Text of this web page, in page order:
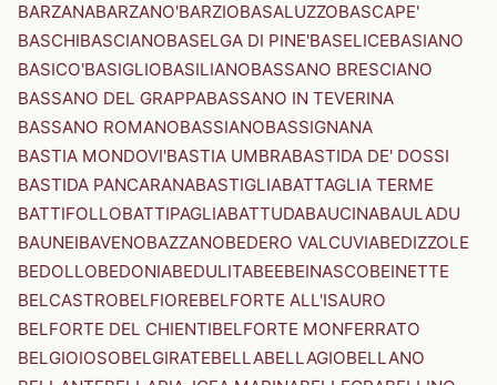
BARZANABARZANO'BARZIOBASALUZZOBASCAPE'
BASCHIBASCIANOBASELGA DI PINE'BASELICEBASIANO
BASICO'BASIGLIOBASILIANOBASSANO BRESCIANO
BASSANO DEL GRAPPABASSANO IN TEVERINA
BASSANO ROMANOBASSIANOBASSIGNANA
BASTIA MONDOVI'BASTIA UMBRABASTIDA DE' DOSSI
BASTIDA PANCARANABASTIGLIABATTAGLIA TERME
BATTIFOLLOBATTIPAGLIABATTUDABAUCINABAULADU
BAUNEIBAVENOBAZZANOBEDERO VALCUVIABEDIZZOLE
BEDOLLOBEDONIABEDULITABEEBEINASCOBEINETTE
BELCASTROBELFIOREBELFORTE ALL'ISAURO
BELFORTE DEL CHIENTIBELFORTE MONFERRATO
BELGIOIOSOBELGIRATEBELLABELLAGIOBELLANO